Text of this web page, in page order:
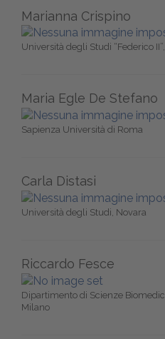
Marianna Crispino
Università degli Studi “Federico
Maria Egle De Stefano
Sapienza Università di Roma
Carla Distasi
Università degli Studi, Novara
Riccardo Fesce
Dipartimento di Scienze
Milano